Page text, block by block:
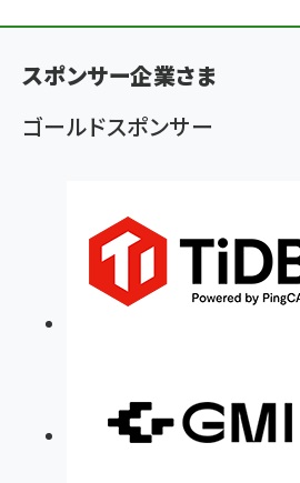
く
ず
スポンサー企業さま
ゴールドスポンサー